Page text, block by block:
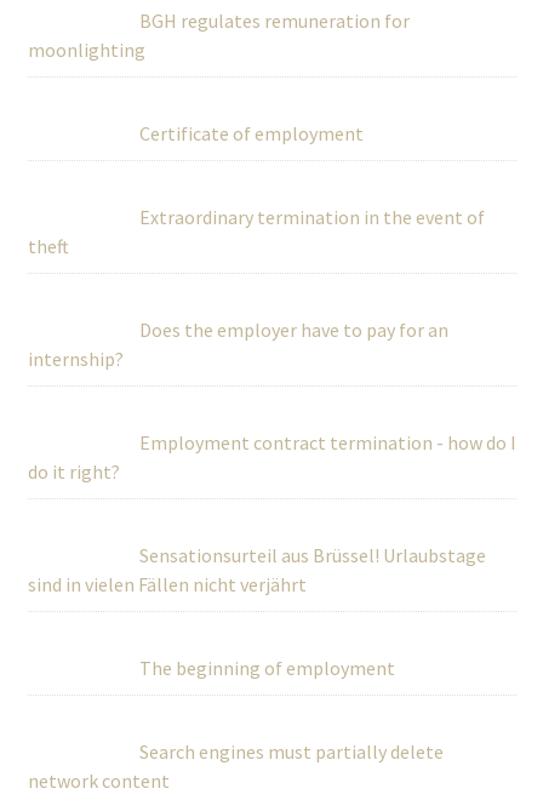
BGH regulates remuneration for
moonlighting
Certificate of employment
Extraordinary termination in the event of
theft
Does the employer have to pay for an
internship?
Employment contract termination - how do I
do it right?
Sensationsurteil aus Brüssel! Urlaubstage
sind in vielen Fällen nicht verjährt
The beginning of employment
Search engines must partially delete
network content